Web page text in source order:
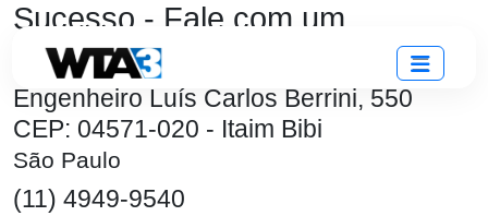
Sucesso - Fale com um
Especialista
Engenheiro Luís Carlos Berrini, 550
CEP: 04571-020 - Itaim Bibi
São Paulo
(11) 4949-9540